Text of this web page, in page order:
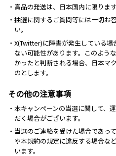
・賞品の発送は、日本国内に限ります
・抽選に関するご質問等には一切お
い。
・X(Twitter)に障害が発生している
ない可能性があります。このよう
かったと判断される場合、日本マ
のとします。
その他の注意事項
・本キャンペーンの当選に関して、
だく場合がございます。
・当選のご連絡を受けた場合であっ
や本規約の規定に違反する場合な
います。